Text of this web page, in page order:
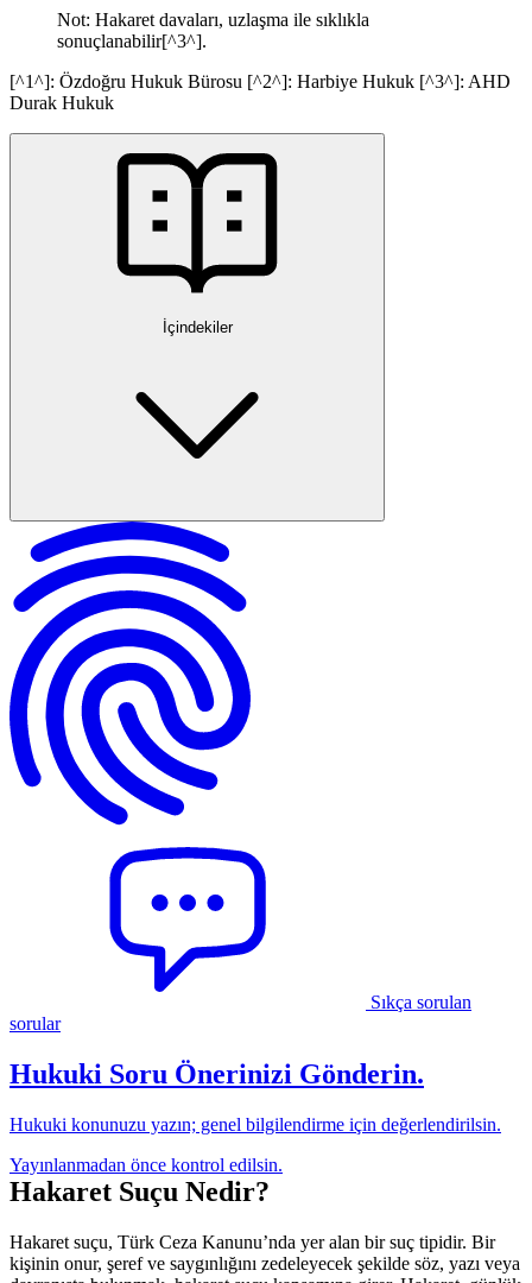
Not: Hakaret davaları, uzlaşma ile sıklıkla
sonuçlanabilir[^3^].
[^1^]: Özdoğru Hukuk Bürosu [^2^]: Harbiye Hukuk [^3^]: AHD
Durak Hukuk
İçindekiler
Hakaret Suçu Nedir?
Hakaret Suçunda Şikayet Hakkı
Şikayet Süresi ve Zamanaşımı
Kimler Hakaret Davası Açabilir?
Kimlere Karşı Hakaret Davası Açılabilir?
Hakaret Davası Başvuru ve Süreçleri
Hakaret Davasında Deliller ve İspat
Hakaret Davasında Cezalar ve Sonuçlar
Hakaret Nedeniyle Tazminat Davası
Hakaret Davasında Sıkça Sorulan Sorular
Sıkça sorulan
sorular
Hukuki Soru Önerinizi Gönderin.
Hukuki konunuzu yazın; genel bilgilendirme için değerlendirilsin.
Yayınlanmadan önce kontrol edilsin.
Hakaret Suçu Nedir?
Hakaret suçu, Türk Ceza Kanunu’nda yer alan bir suç tipidir. Bir
kişinin onur, şeref ve saygınlığını zedeleyecek şekilde söz, yazı veya